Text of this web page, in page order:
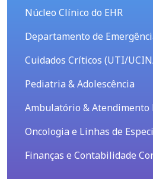
Núcleo Clínico do EHR
Departamento de
Cuidados Críticos (UTI/
Pediatria & Adolescência
Ambulatório & Atendimento
Oncologia e Linhas de
Finanças e Contabilidade